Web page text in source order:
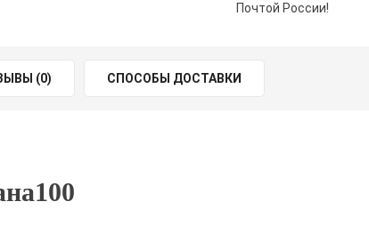
Почтой России!
(0) СПОСОБЫ ДОСТАВКИ